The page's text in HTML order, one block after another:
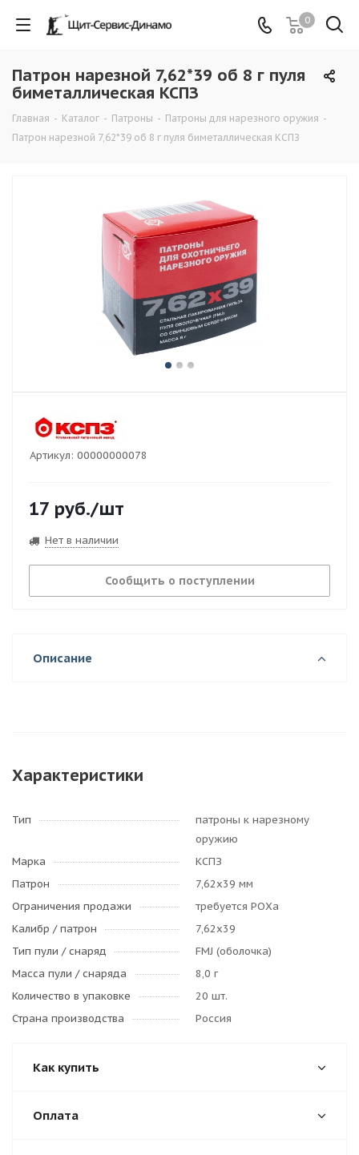
0
Патрон нарезной 7,62*39 об 8 г пуля
биметаллическая КСПЗ
Главная - Каталог - Патроны - Патроны для нарезного оружия -
Патрон нарезной 7,62*39 об 8 г пуля биметаллическая КСПЗ
Артикул: 00000000078
17 руб./шт
Нет в наличии
Сообщить о поступлении
Описание
Характеристики
Тип
патроны к нарезному
оружию
Марка
КСПЗ
Патрон
7,62х39 мм
Ограничения продажи
требуется РОХа
Калибр / патрон
7,62x39
Тип пули / cнаряд
FMJ (оболочка)
Масса пули / снаряда
8,0 г
Количество в упаковке
20 шт.
Страна производства
Россия
Как купить
Оплата